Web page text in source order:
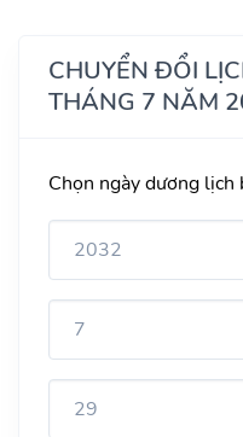
CHUYỂN ĐỔI
THÁNG 7 NĂM
Chọn ngày dương lịch